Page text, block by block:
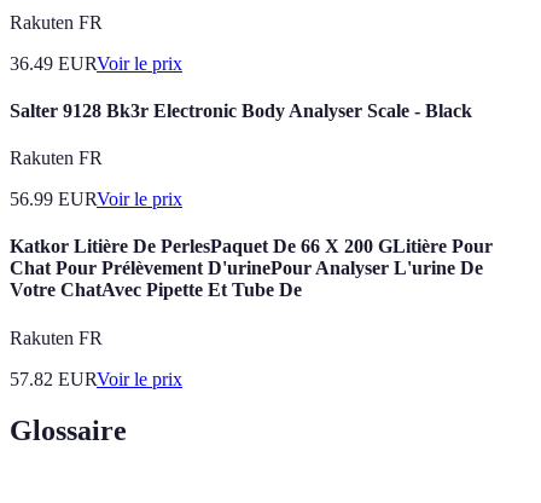
Rakuten FR
36.49 EURVoir le prix
Salter 9128 Bk3r Electronic Body Analyser Scale - Black
Rakuten FR
56.99 EURVoir le prix
Katkor Litière De PerlesPaquet De 66 X 200 GLitière Pour
Chat Pour Prélèvement D'urinePour Analyser L'urine De
Votre ChatAvec Pipette Et Tube De
Rakuten FR
57.82 EURVoir le prix
Glossaire